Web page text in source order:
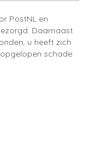
PostNL en
Daarnaast
u heeft zich
schade